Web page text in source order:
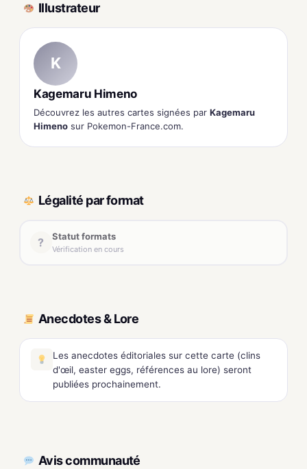
Illustrateur
K
Kagemaru Himeno
Découvrez les autres cartes signées par Kagemaru
Himeno sur Pokemon-France.com.
Légalité par format
? Statut formats
Vérification en cours
Anecdotes & Lore
Les anecdotes éditoriales sur cette carte (clins
d'œil, easter eggs, références au lore) seront
publiées prochainement.
Avis communauté